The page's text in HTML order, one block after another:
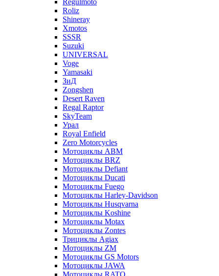
Regulmoto
Roliz
Shineray
Xmotos
SSSR
Suzuki
UNIVERSAL
Voge
Yamasaki
ЗиД
Zongshen
Desert Raven
Regal Raptor
SkyTeam
Урал
Royal Enfield
Zero Motorcycles
Мотоциклы ABM
Мотоциклы BRZ
Мотоциклы Defiant
Мотоциклы Ducati
Мотоциклы Fuego
Мотоциклы Harley-Davidson
Мотоциклы Husqvarna
Мотоциклы Koshine
Мотоциклы Motax
Мотоциклы Zontes
Трициклы Agiax
Мотоциклы ZM
Мотоциклы GS Motors
Мотоциклы JAWA
Мотоциклы RATO